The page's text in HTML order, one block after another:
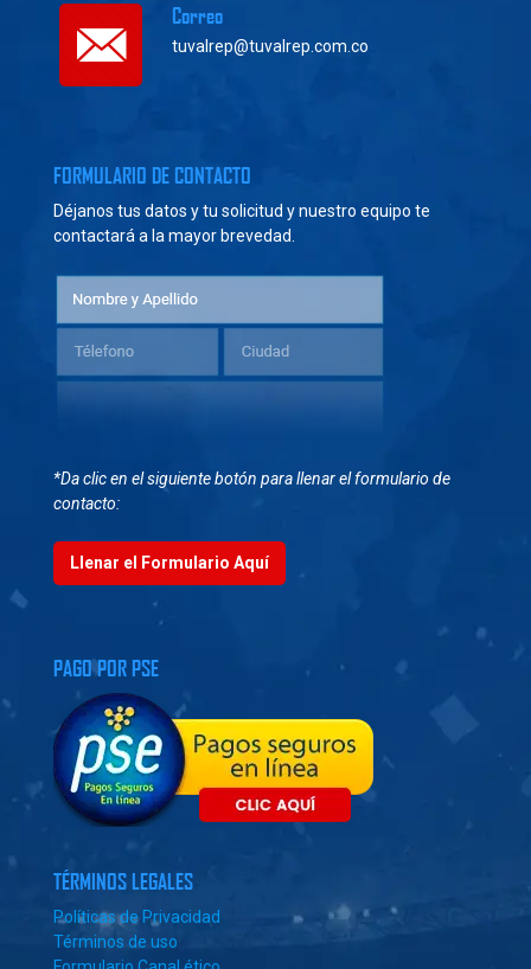
Correo
tuvalrep@tuvalrep.com.co
FORMULARIO DE CONTACTO
Déjanos tus datos y tu solicitud y nuestro equipo te
contactará a la mayor brevedad.
*Da clic en el siguiente botón para llenar el formulario de
contacto:
Llenar el Formulario Aquí
PAGO POR PSE
TÉRMINOS LEGALES
Políticas de Privacidad
Términos de uso